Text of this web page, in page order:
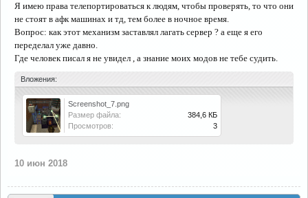
Я имею права телепортироваться к людям, чтобы проверять, то что они
не стоят в афк машинах и тд, тем более в ночное время.
Вопрос: как этот механизм заставлял лагать сервер ? а еще я его
переделал уже давно.
Где человек писал я не увидел , а знание моих модов не тебе судить.
Вложения:
Screenshot_7.png
Размер файла:
384,6 КБ
Просмотров:
3
10 июн 2018